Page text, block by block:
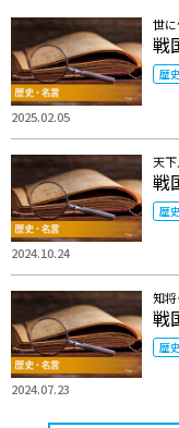
2025.02.05
世に
戦
歴
2024.10.24
天下
戦
歴
2024.07.23
知将
戦
歴